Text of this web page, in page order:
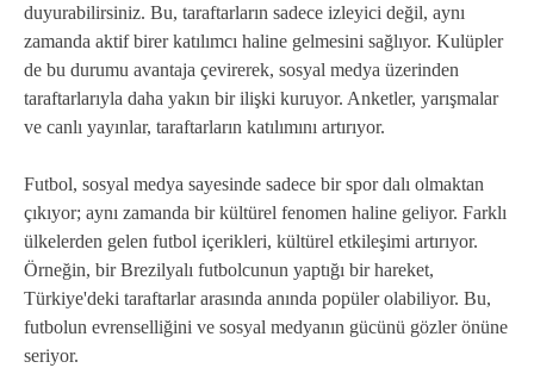
duyurabilirsiniz. Bu, taraftarların sadece izleyici değil, aynı
zamanda aktif birer katılımcı haline gelmesini sağlıyor. Kulüpler
de bu durumu avantaja çevirerek, sosyal medya üzerinden
taraftarlarıyla daha yakın bir ilişki kuruyor. Anketler, yarışmalar
ve canlı yayınlar, taraftarların katılımını artırıyor.
Futbol, sosyal medya sayesinde sadece bir spor dalı olmaktan
çıkıyor; aynı zamanda bir kültürel fenomen haline geliyor. Farklı
ülkelerden gelen futbol içerikleri, kültürel etkileşimi artırıyor.
Örneğin, bir Brezilyalı futbolcunun yaptığı bir hareket,
Türkiye'deki taraftarlar arasında anında popüler olabiliyor. Bu,
futbolun evrenselliğini ve sosyal medyanın gücünü gözler önüne
seriyor.